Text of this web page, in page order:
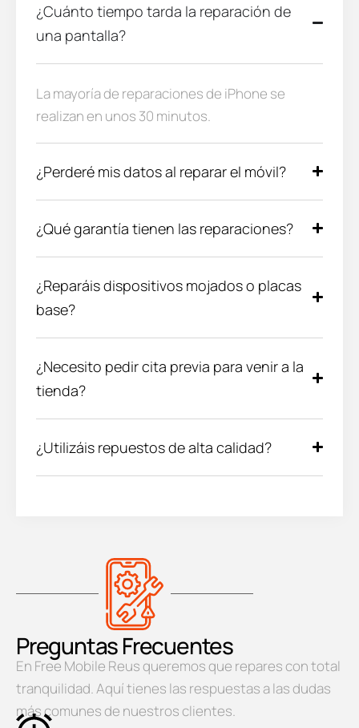
¿Cuánto tiempo tarda la reparación de
una pantalla?
La mayoría de reparaciones de iPhone se
realizan en unos 30 minutos.
¿Perderé mis datos al reparar el móvil?
¿Qué garantía tienen las reparaciones?
¿Reparáis dispositivos mojados o placas
base?
¿Necesito pedir cita previa para venir a la
tienda?
¿Utilizáis repuestos de alta calidad?
Preguntas Frecuentes
En Free Mobile Reus queremos que repares con total
tranquilidad. Aquí tienes las respuestas a las dudas
más comunes de nuestros clientes.